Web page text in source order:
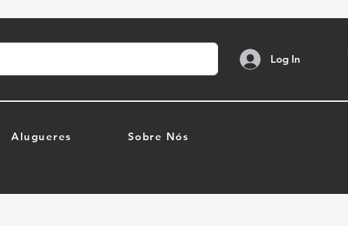
Log In
Alugueres Sobre Nós